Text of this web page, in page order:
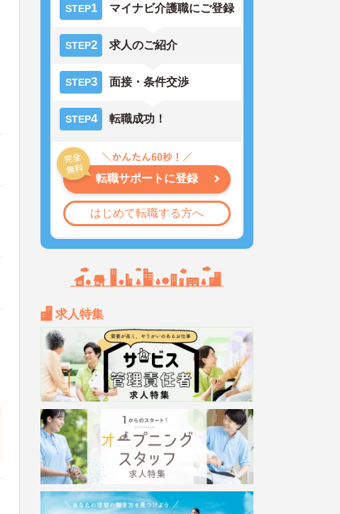
STEP1 マイナビ介護職にご登録
STEP2 求人のご紹介
STEP3 面接・条件交渉
STEP4 転職成功！
転職サポートに登録
はじめて転職する方へ
求人特集